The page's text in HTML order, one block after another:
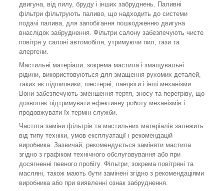
двигуна, від пилу, бруду і інших забруднень. Паливні
фільтри фільтрують паливо, що надходить до системи
подачі палива, для запобігання пошкодженню двигуна
внаслідок забруднення. Фільтри салону забезпечують чисте
повітря у салоні автомобіля, утримуючи пил, гази та
алергени.
Мастильні матеріали, зокрема мастила і змащувальні
рідини, використовуються для змащення рухомих деталей,
таких як підшипники, шестерні, ланцюги і інші механізми.
Вони забезпечують зменшення тертя, зносу та перегріву, що
дозволяє підтримувати ефективну роботу механізмів і
продовжувати їх термін служби.
Частота заміни фільтрів та мастильних матеріалів залежить
від типу техніки, умов експлуатації і рекомендацій
виробника. Зазвичай, рекомендується заміняти мастила
згідно з графіком технічного обслуговування або при
досягненні певного пробігу. Фільтри, зокрема повітряні та
масляні, також мають бути замінені згідно з рекомендаціями
виробника або при виявленні ознак забруднення.